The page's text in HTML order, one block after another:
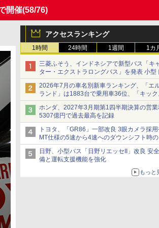
開催(58/76)
アクセスランキング
1時間 24時間 1週間 1カ
三菱ふそう、インドネシアで新型バス「キ
ター・エクストラロングバス」を発表 小型
ックベースの観光・旅客輸送向けバス
2026年7月の車名別新車ランキング、「エ
ランド」は1883台で乗用車36位、「キック
は2591台で27位に
ホンダ、2027年3月期第1四半期決算の営業
5307億円で過去最高を記録
トヨタ、「GR86」一部改良 3眼カメラ採
MT仕様の5速から4速へのダウンシフト時
作性向上など
日野、小型バス「日野リエッセII」改良 安
備と運転支援機能を強化
もっと